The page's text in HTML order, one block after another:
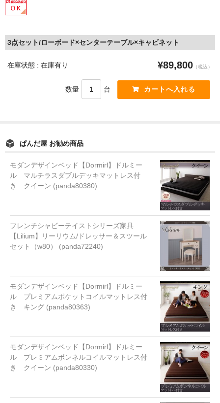
3点セット/ローボード×センターテーブル×キャビネット
在庫状態 : 在庫有り ¥89,800 （税込）
数量 台
ぱんだ屋 お勧め商品
モダンデザインベッド【Dormirl】ドルミー
ル マルチラスダブルデッキマットレス付
き クイーン (panda80380)
フレンチシャビーテイストシリーズ家具
【Lilium】リーリウム/ドレッサー＆スツール
セット（w80） (panda72240)
モダンデザインベッド【Dormirl】ドルミー
ル プレミアムポケットコイルマットレス付
き キング (panda80363)
モダンデザインベッド【Dormirl】ドルミー
ル プレミアムボンネルコイルマットレス付
き クイーン (panda80330)